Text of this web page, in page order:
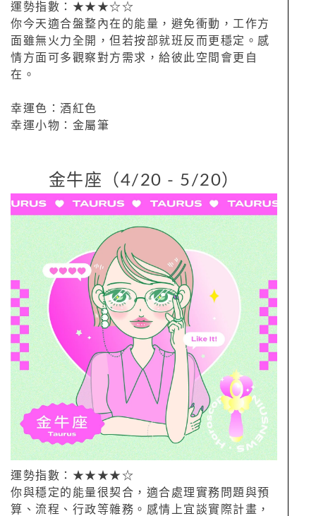
運勢指數：★★★☆☆
你今天適合盤整內在的能量，避免衝動，工作方
面雖無火力全開，但若按部就班反而更穩定。感
情方面可多觀察對方需求，給彼此空間會更自
在。
幸運色：酒紅色
幸運小物：金屬筆
金牛座（4/20 - 5/20）
運勢指數：★★★★☆
你與穩定的能量很契合，適合處理實務問題與預
算、流程、行政等雜務。感情上宜談實際計畫，